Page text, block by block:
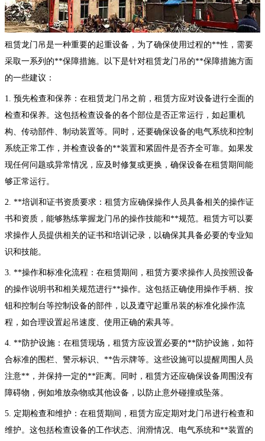
租赁龙门吊是一种重要的起重设备，为了确保使用过程的**性，需要
采取一系列的**保障措施。以下是针对租赁龙门吊的**保障措施方面
的一些建议：
1. 预先检查和保养：在租赁龙门吊之前，租赁方应对设备进行全面的
检查和保养。这包括检查设备的各个部位是否正常运行，如起重机
构、传动部件、制动装置等。同时，还要确保设备的电气系统和控制
系统正常工作，并检查设备的**装置和紧固件是否齐全可靠。如果发
现任何问题或异常情况，应及时修复或更换，确保设备在租赁期间能
够正常运行。
2. **培训和证书资质要求：租赁方应确保操作人员具备相关的操作证
书和资质，能够熟练掌握龙门吊的操作技能和**规范。租赁方可以要
求操作人员提供相关的证书和培训记录，以确保其具备必要的专业知
识和技能。
3. **操作和标准化流程：在租赁期间，租赁方要求操作人员按照设备
的操作说明书和相关规范进行**操作。这包括正确使用操作手柄、按
钮和控制台等控制设备的部件，以及遵守起重吊装的标准化操作流
程，如合理设置起吊速度、使用正确的索具等。
4. **防护设施：在租赁现场，租赁方应设置必要的**防护设施，如符
合标准的围栏、警示标识、**告示牌等。这些设施可以提醒周围人员
注意**，并保持一定的**距离。同时，租赁方还应确保设备周围没有
障碍物，例如堆放杂物或其他设备，以防止意外碰撞或坠落。
5. 定期检查和维护：在租赁期间，租赁方应定期对龙门吊进行检查和
维护。这包括检查设备的工作状态、润滑情况、电气系统和**装置的